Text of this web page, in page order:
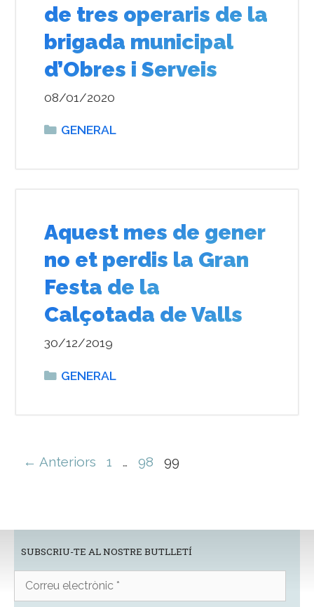
de tres operaris de la
brigada municipal
d’Obres i Serveis
08/01/2020
Categories
GENERAL
Aquest mes de gener
no et perdis la Gran
Festa de la
Calçotada de Valls
30/12/2019
Categories
GENERAL
Navegació
← Anteriors 1 … 98 99
SUBSCRIU-TE AL NOSTRE BUTLLETÍ
electrònic